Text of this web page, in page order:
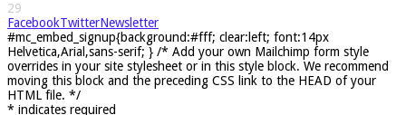
29
FacebookTwitterNewsletter
#mc_embed_signup{background:#fff; clear:left; font:14px
Helvetica,Arial,sans-serif; } /* Add your own Mailchimp form style
overrides in your site stylesheet or in this style block. We recommend
moving this block and the preceding CSS link to the HEAD of your
HTML file. */
* indicates required